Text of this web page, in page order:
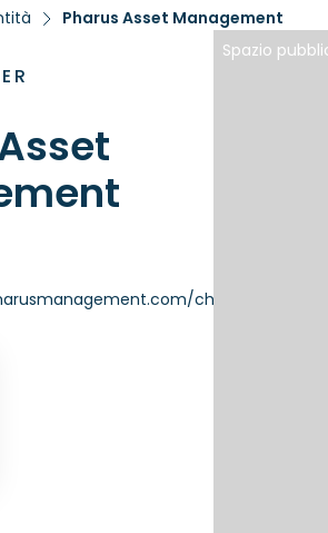
Pharus Asset Management
ch/it/
Spazio